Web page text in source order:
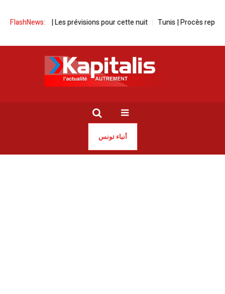
FlashNews:
Tunisie | Les prévisions pour cette nuit Tunis | Procès reporté
أنباء تونس